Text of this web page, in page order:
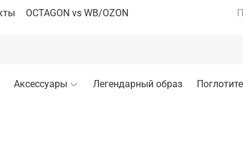
OCTAGON vs WB/OZON
Аксессуары Легендарный образ